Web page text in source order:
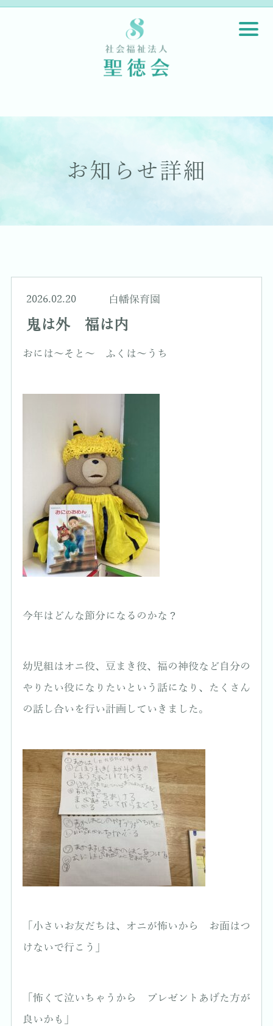
お知らせ詳細
2026.02.20 白幡保育園
鬼は外 福は内
おには～そと～ ふくは～うち
今年はどんな節分になるのかな？
幼児組はオニ役、豆まき役、福の神役など自分の
やりたい役になりたいという話になり、たくさん
の話し合いを行い計画していきました。
「小さいお友だちは、オニが怖いから お面はつ
けないで行こう」
「怖くて泣いちゃうから プレゼントあげた方が
良いかも」